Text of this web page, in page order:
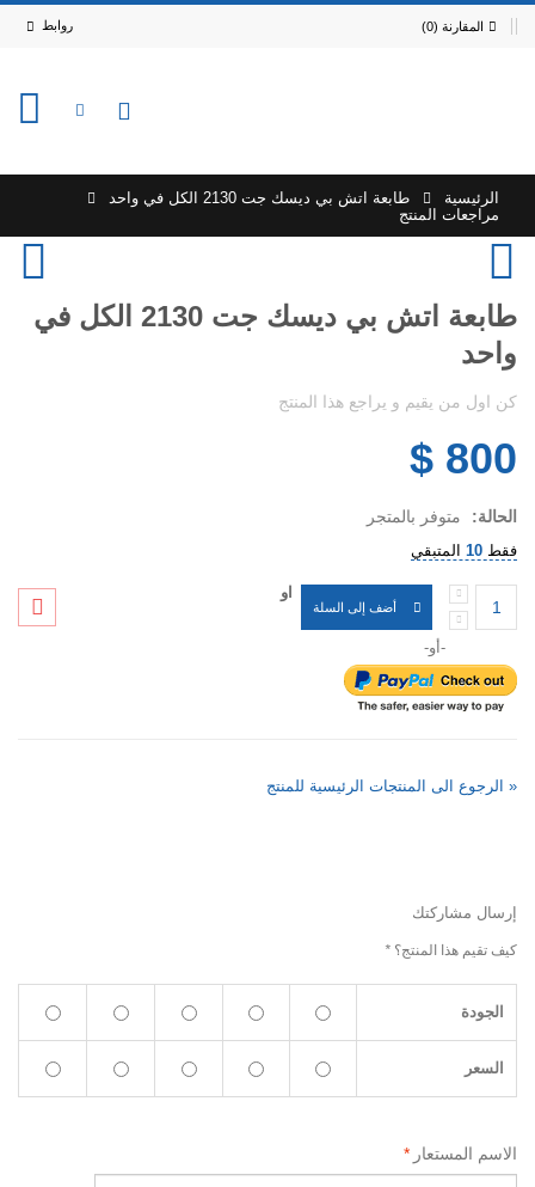
المقارنة (0) روابط
الرئيسية
طابعة اتش بي ديسك جت 2130 الكل في واحد
مراجعات المنتج
طابعة اتش بي ديسك جت 2130 الكل في
واحد
كن اول من يقيم و يراجع هذا المنتج
800 $
الحالة: متوفر بالمتجر
فقط 10 المتبقي
أضف إلى السلة
-أو-
او
« الرجوع الى المنتجات الرئيسية للمنتج
إرسال مشاركتك
كيف تقيم هذا المنتج؟ *
الجودة
السعر
* الاسم المستعار